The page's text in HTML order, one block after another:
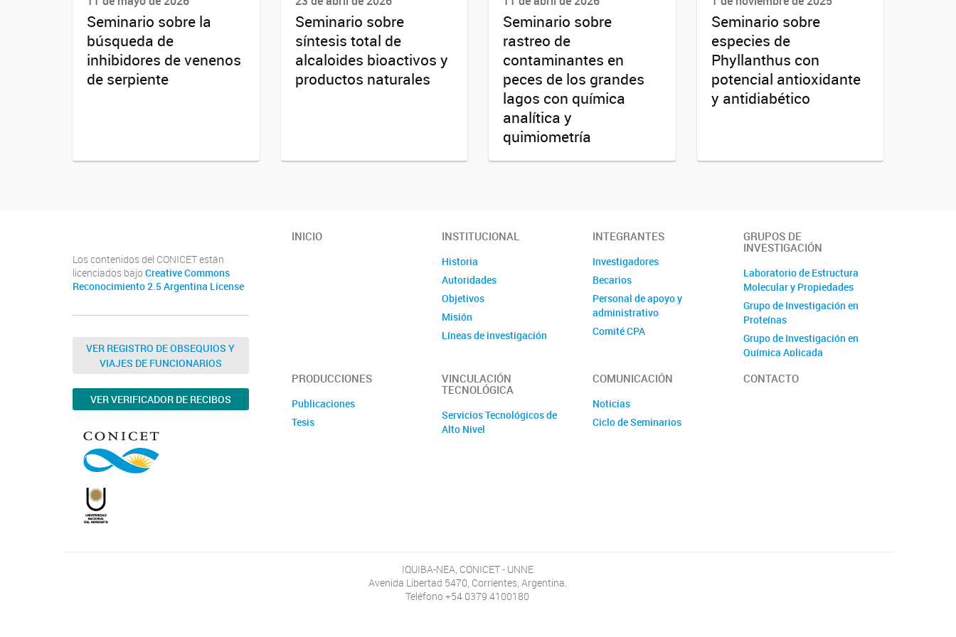
Seminario sobre la
búsqueda de
inhibidores de venenos
de serpiente
Seminario sobre
síntesis total de
alcaloides bioactivos y
productos naturales
Seminario sobre
rastreo de
contaminantes en
peces de los grandes
lagos con química
analítica y
quimiometría
Seminario sobre
especies de
Phyllanthus con
potencial antioxidante
y antidiabético
Los contenidos del CONICET están
licenciados bajo Creative Commons
Reconocimiento 2.5 Argentina License
VER REGISTRO DE OBSEQUIOS Y
VIAJES DE FUNCIONARIOS
VER VERIFICADOR DE RECIBOS
INICIO INSTITUCIONAL
Historia
Autoridades
Objetivos
Misión
Líneas de investigación
INTEGRANTES
Investigadores
Becarios
Personal de apoyo y
administrativo
Comité CPA
GRUPOS DE
INVESTIGACIÓN
Laboratorio de Estructura
Molecular y Propiedades
Grupo de Investigación en
Proteínas
Grupo de Investigación en
Química Aplicada
Ciencia y Tecnología de
PRODUCCIONES
Publicaciones
Tesis
VINCULACIÓN
TECNOLÓGICA
Servicios Tecnológicos de
Alto Nivel
COMUNICACIÓN
Noticias
Ciclo de Seminarios
CONTACTO
IQUIBA-NEA, CONICET - UNNE
Avenida Libertad 5470, Corrientes, Argentina.
Teléfono +54 0379 4100180